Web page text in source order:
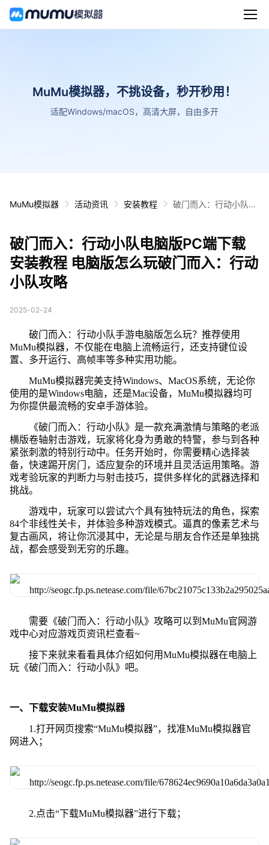
MuMu模拟器，不挑设备，秒开秒用！
适配Windows/macOS，高清大屏，自由多开
MuMu模拟器 活动资讯 安装教程
破门而入：行动小队电
入：行动小队攻略
破门而入：行动小队电脑版PC端下载
安装教程 电脑版怎么玩破门而入：行动
小队攻略
2025-02-24
破门而入：行动小队手游电脑版怎么玩？推荐使用
MuMu模拟器，不仅能在电脑上流畅运行，还支持键位设
置、多开运行、高帧率等多种实用功能。
MuMu模拟器完美支持Windows、MacOS系统，无论你
使用的是Windows电脑，还是Mac设备，MuMu模拟器均可
为你提供最流畅的安卓手游体验。
《破门而入：行动小队》是一款充满激情与策略的老派
横版卷轴射击游戏，玩家将化身为勇敢的特警，参与到各种
紧张刺激的特别行动中。任务开始时，你需要精心选择装
备，快速踢开房门，适应复杂的环境并且灵活运用策略。游
戏考验玩家的判断力与射击技巧，提供多样化的武器选择和
挑战。
游戏中，玩家可以尝试六个具有独特玩法的角色，探索
84个非线性关卡，并体验多种游戏模式。逼真的像素艺术与
复古画风，将让你沉浸其中，无论是与朋友合作还是单独挑
战，都会感受到无穷的乐趣。
需要《破门而入：行动小队》攻略可以到MuMu官网游
戏中心对应游戏页资讯栏查看~
接下来就来看看具体介绍如何用MuMu模拟器在电脑上
玩《破门而入：行动小队》吧。
一、下载安装MuMu模拟器
1.打开网页搜索“MuMu模拟器”，找准MuMu模拟器官
网进入；
2.点击“下载MuMu模拟器”进行下载；